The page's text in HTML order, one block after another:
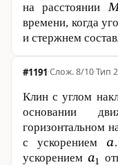
на расстоянии
времени, когда
и стержнем
#1191· 8/10·Тип
Клин с углом
основании
горизонтальном
с ускорением
ускорением